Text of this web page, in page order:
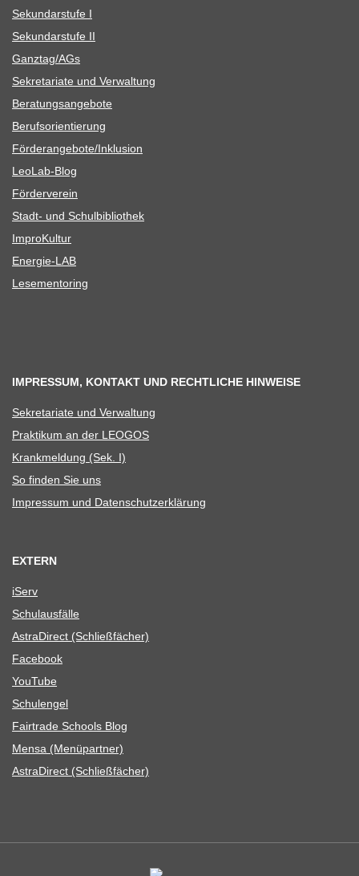
Sekun­dar­stufe I
Sekun­dar­stufe II
Ganztag/​​AGs
Sekre­ta­riate und Verwaltung
Bera­tungs­an­ge­bote
Berufs­ori­en­tie­rung
Förderangebote/​​Inklusion
Leo­Lab-Blog
För­der­ver­ein
Stadt- und Schulbibliothek
Impro­Kul­tur
Ener­­gie-LAB
Lese­men­to­ring
IMPRESSUM, KONTAKT UND RECHTLICHE HINWEISE
Sekre­ta­riate und Verwaltung
Prak­ti­kum an der LEOGOS
Krank­mel­dung (Sek. I)
So fin­den Sie uns
Impres­sum und Datenschutzerklärung
EXTERN
iServ
Schul­aus­fälle
Astra­Di­rect (Schließ­fä­cher)
Face­book
You­Tube
Schul­en­gel
Fair­trade Schools Blog
Mensa (Menü­part­ner)
Astra­Di­rect (Schließ­fä­cher)